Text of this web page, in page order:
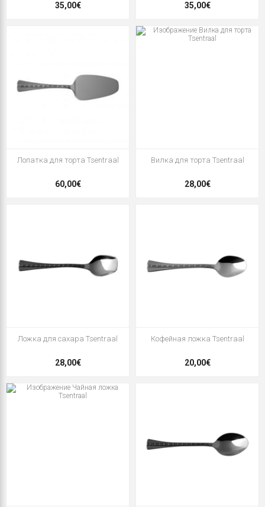
35,00€ 35,00€
Лопатка для торта Tsentraal
60,00€
Вилка для торта Tsentraal
28,00€
Ложка для сахара Tsentraal
28,00€
Кофейная ложка Tsentraal
20,00€